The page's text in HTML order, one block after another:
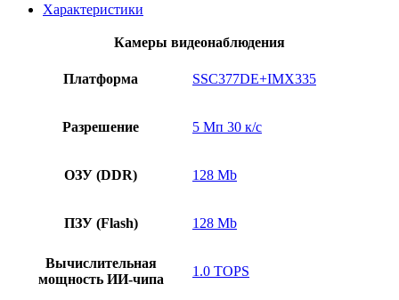
Характеристики
Камеры видеонаблюдения
Платформа SSC377DE+IMX335
Разрешение 5 Мп 30 к/с
ОЗУ (DDR) 128 Mb
ПЗУ (Flash) 128 Mb
Вычислительная
мощность ИИ-чипа
1.0 TOPS